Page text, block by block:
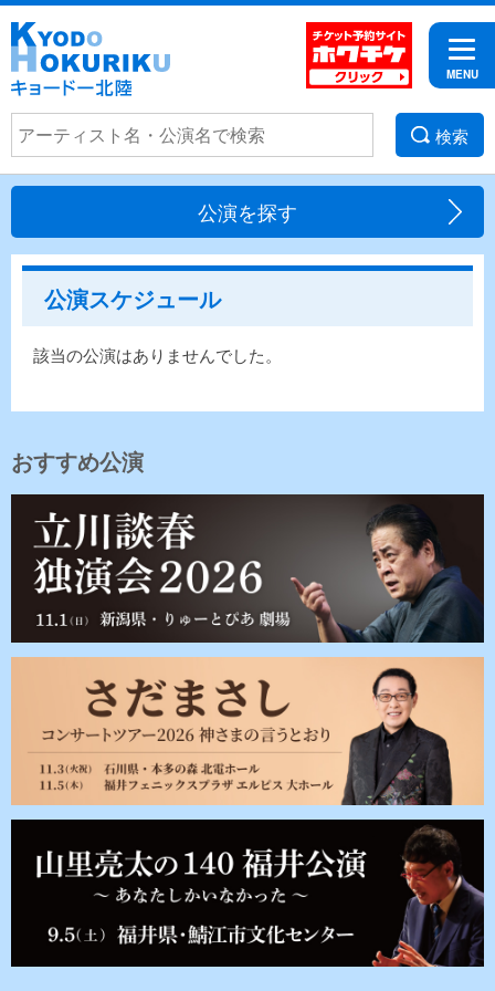
検索
公演を探す
公演スケジュール
該当の公演はありませんでした。
おすすめ公演